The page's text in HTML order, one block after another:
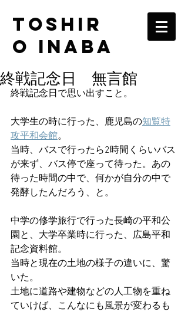
TOSHIR
O INABA
終戦記念日 無言館
終戦記念日で思い出すこと。
大学生の時に行った、鹿児島の知覧特
攻平和会館。
当時、バスで行ったら2時間くらいバス
が来ず、バス停で座って待った。あの
待った時間の中で、何かが自分の中で
発酵したんだろう、と。
中学の修学旅行で行った長崎の平和公
園と、大学卒業時に行った、広島平和
記念資料館。
当時と現在の土地の様子の違いに、驚
いた。
土地に道路や建物などの人工物を重ね
ていけば、こんなにも風景が変わるも